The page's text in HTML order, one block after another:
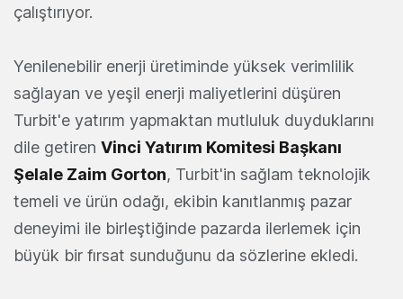
çalıştırıyor.
Yenilenebilir enerji üretiminde yüksek verimlilik
sağlayan ve yeşil enerji maliyetlerini düşüren
Turbit'e yatırım yapmaktan mutluluk duyduklarını
dile getiren Vinci Yatırım Komitesi Başkanı
Şelale Zaim Gorton, Turbit'in sağlam teknolojik
temeli ve ürün odağı, ekibin kanıtlanmış pazar
deneyimi ile birleştiğinde pazarda ilerlemek için
büyük bir fırsat sunduğunu da sözlerine ekledi.